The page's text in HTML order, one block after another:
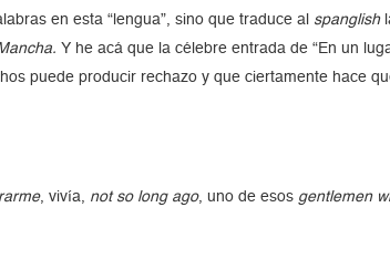
en esta “lengua”, sino que traduce al spanglish
Y he acá que la célebre entrada de “En un
puede producir rechazo y que ciertamente hace
, vivía, not so long ago, uno de esos gentlemen